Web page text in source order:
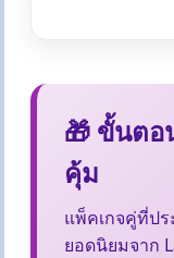
🎁 ขั้นต
คุ้ม
แพ็คเกจคู่ที่ป
ยอดนิยมจาก